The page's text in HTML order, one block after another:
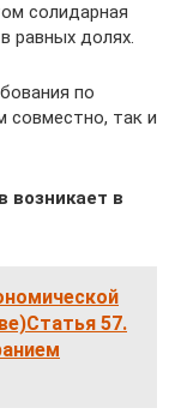
солидарная
равных долях.
по
совместно, так и
возникает в
57.